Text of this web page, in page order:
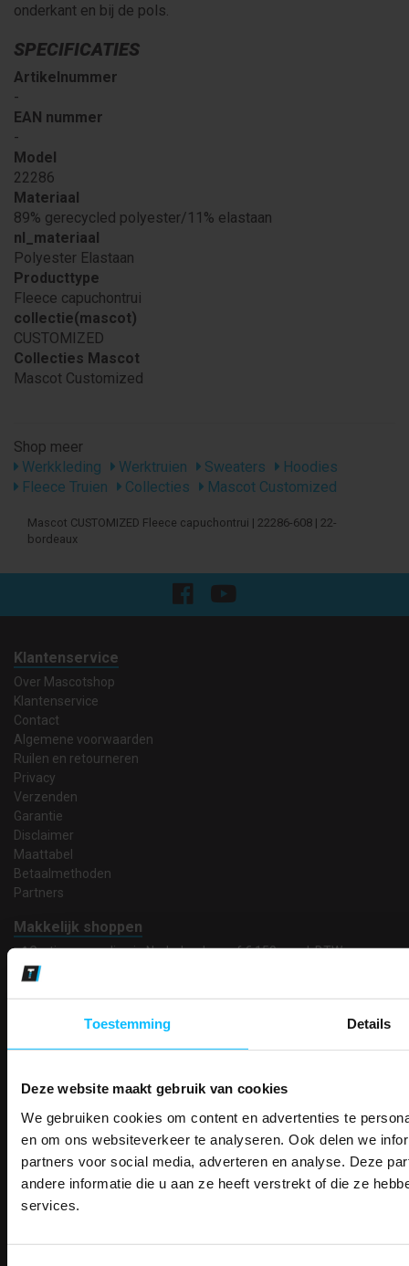
Toestemming Details
Deze website maakt gebruik van cookies
We gebruiken cookies om content en advertenties te
en om ons websiteverkeer te analyseren. Ook delen we
partners voor social media, adverteren en analyse. Deze
andere informatie die u aan ze heeft verstrekt of die ze
services.
onderkant en bij de pols.
SPECIFICATIES
Artikelnummer
-
EAN nummer
-
Model
22286
Materiaal
89% gerecycled polyester/11% elastaan
nl_materiaal
Polyester Elastaan
Producttype
Fleece capuchontrui
collectie(mascot)
CUSTOMIZED
Collecties Mascot
Mascot Customized
Shop meer
Werkkleding
Werktruien Sweaters
Hoodies
Fleece Truien
Collecties Mascot Customized
Mascot CUSTOMIZED Fleece capuchontrui | 22286-608 | 22-
bordeaux
Klantenservice
Over Mascotshop
Klantenservice
Contact
Algemene voorwaarden
Ruilen en retourneren
Privacy
Verzenden
Garantie
Disclaimer
Maattabel
Betaalmethoden
Partners
Makkelijk shoppen
Gratis verzending in Nederland vanaf € 150,- excl. BTW
Bedruk- en borduurservice
Email
Inschrijven
Contact
TEACO VOF
9723 JG Groningen
ONTVANG
KORTING OP
PAK